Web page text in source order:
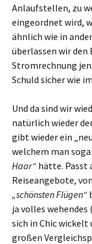
Anlaufstellen, zu
eingeordnet wird,
ähnlich wie in
überlassen wir den
Stromrechnung
Schuld sicher wie
Und da sind wir
natürlich wieder
gibt wieder ein
welchem man
Haar“ hätte. Passt
Reiseangebote,
„schönsten Flügen“
ja volles wehendes
sich in Chic wickelt
großen